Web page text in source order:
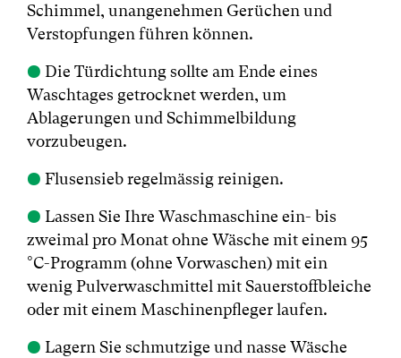
Schimmel, unangenehmen Gerüchen und
Verstopfungen führen können.
● Die Türdichtung sollte am Ende eines
Waschtages getrocknet werden, um
Ablagerungen und Schimmelbildung
vorzubeugen.
● Flusensieb regelmässig reinigen.
● Lassen Sie Ihre Waschmaschine ein- bis
zweimal pro Monat ohne Wäsche mit einem 95
°C-Programm (ohne Vorwaschen) mit ein
wenig Pulverwaschmittel mit Sauerstoffbleiche
oder mit einem Maschinenpfleger laufen.
● Lagern Sie schmutzige und nasse Wäsche